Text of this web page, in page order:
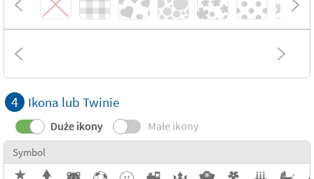
4 Ikona lub Twinie
Duże ikony Małe ikony
Symbol